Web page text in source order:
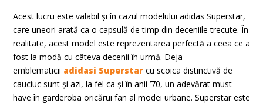
Acest lucru este valabil și în cazul modelului adidas Superstar,
care uneori arată ca o capsulă de timp din deceniile trecute. În
realitate, acest model este reprezentarea perfectă a ceea ce a
fost la modă cu câteva decenii în urmă. Deja
emblematicii adidasi Superstar cu scoica distinctivă de
cauciuc sunt și azi, la fel ca și în anii ’70, un adevărat must-
have în garderoba oricărui fan al modei urbane. Superstar este